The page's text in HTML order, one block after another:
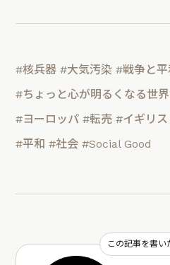
#核兵器 #大気汚染 #戦争と平
#ちょっと心が明るくなる世
#ヨーロッパ #転売 #イギリス
#平和 #社会 #Social Good
この記事を書い